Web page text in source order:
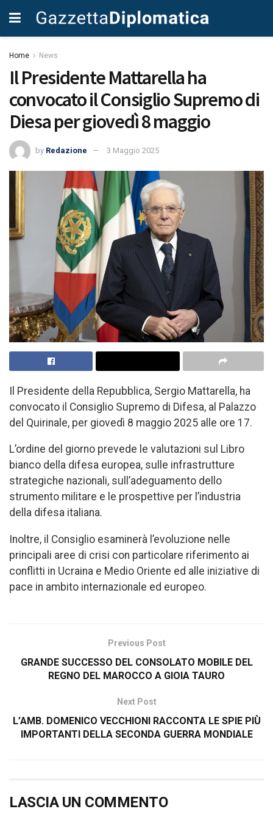
Home News
Il Presidente Mattarella ha
convocato il Consiglio Supremo di
Diesa per giovedì 8 maggio
by Redazione 3 Maggio 2025
Il Presidente della Repubblica, Sergio Mattarella, ha
convocato il Consiglio Supremo di Difesa, al Palazzo
del Quirinale, per giovedì 8 maggio 2025 alle ore 17.
L’ordine del giorno prevede le valutazioni sul Libro
bianco della difesa europea, sulle infrastrutture
strategiche nazionali, sull’adeguamento dello
strumento militare e le prospettive per l’industria
della difesa italiana.
Inoltre, il Consiglio esaminerà l’evoluzione nelle
principali aree di crisi con particolare riferimento ai
conflitti in Ucraina e Medio Oriente ed alle iniziative di
pace in ambito internazionale ed europeo.
Previous Post
GRANDE SUCCESSO DEL CONSOLATO MOBILE DEL
REGNO DEL MAROCCO A GIOIA TAURO
Next Post
L’AMB. DOMENICO VECCHIONI RACCONTA LE SPIE PIÙ
IMPORTANTI DELLA SECONDA GUERRA MONDIALE
LASCIA UN COMMENTO